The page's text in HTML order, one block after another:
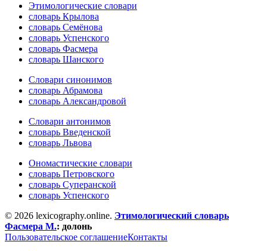
Этимологические словари
словарь Крылова
словарь Семёнова
словарь Успенского
словарь Фасмера
словарь Шанского
Словари синонимов
словарь Абрамова
словарь Александровой
Словари антонимов
словарь Введенской
словарь Львова
Ономастические словари
словарь Петровского
словарь Суперанской
словарь Успенского
© 2026 lexicography.online. Этимологический словарь
Фасмера М.: долонь
Пользовательское соглашениеКонтакты